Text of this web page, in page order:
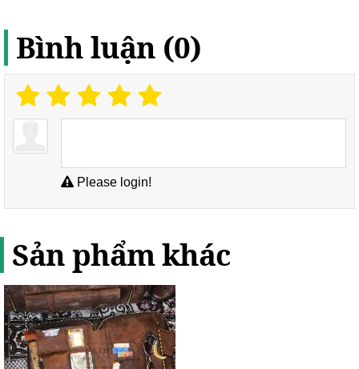
Bình luận (0)
Please login!
Sản phẩm khác